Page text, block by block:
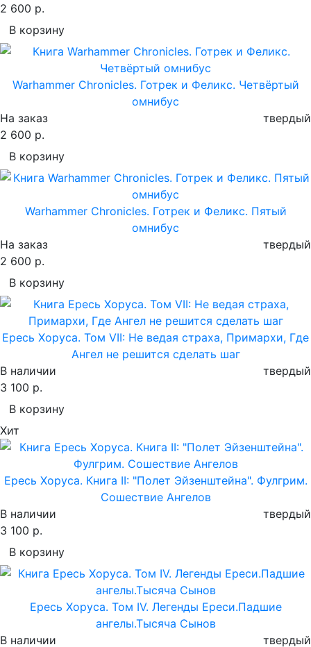
2 600 р.
В корзину
Warhammer Chronicles. Готрек и Феликс. Четвёртый
омнибус
На заказ
твердый
2 600 р.
В корзину
Warhammer Chronicles. Готрек и Феликс. Пятый
омнибус
На заказ
твердый
2 600 р.
В корзину
Ересь Хоруса. Том VII: Не ведая страха, Примархи, Где
Ангел не решится сделать шаг
В наличии
твердый
3 100 р.
В корзину
Хит
Ересь Хоруса. Книга II: "Полет Эйзенштейна". Фулгрим.
Сошествие Ангелов
В наличии
твердый
3 100 р.
В корзину
Ересь Хоруса. Том IV. Легенды Ереси.Падшие
ангелы.Тысяча Сынов
В наличии
твердый